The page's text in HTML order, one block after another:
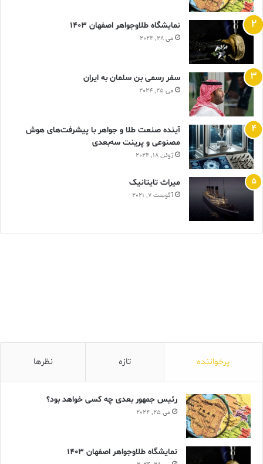
نمایشگاه طلاوجواهر اصفهان 1403
می 28, 2024
سفر رسمی بن سلمان به ایران
می 25, 2024
آینده صنعت طلا و جواهر با پیشرفت‌های هوش
مصنوعی و پرینت سه‌بعدی
ژوئن 18, 2024
ميراث تايتانيک
آگوست 7, 2021
پرخواننده تازه نظرها
رئیس جمهور بعدی چه کسی خواهد بود؟
می 25, 2024
نمایشگاه طلاوجواهر اصفهان 1403